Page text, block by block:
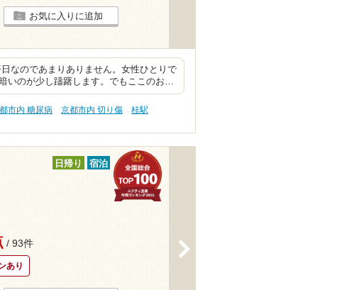
お気に入りに追加
なのであまりありません。女性ひとりで
いのが少し躊躇します。でもここのお…
市内 糖尿病 京都市内 切り傷
桂駅
日帰り 宿泊
/ 93件
あり